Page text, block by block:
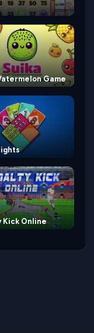
Game
Kick Online